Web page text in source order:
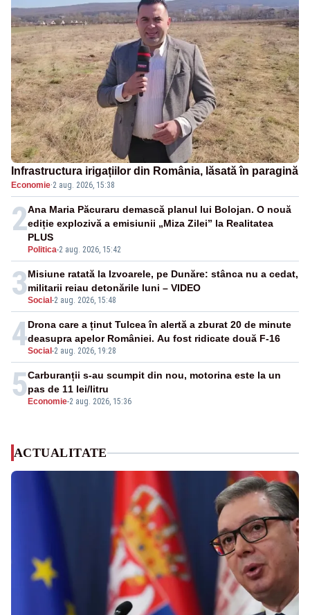
Infrastructura irigațiilor din România, lăsată în paragină
Economie·2 aug. 2026, 15:38
2
Politica-2 aug. 2026, 15:42
Ana Maria Păcuraru demască planul lui Bolojan. O nouă
ediție explozivă a emisiunii „Miza Zilei” la Realitatea
PLUS
3Social -2 aug. 2026, 15:48
Misiune ratată la Izvoarele, pe Dunăre: stânca nu a cedat,
militarii reiau detonările luni – VIDEO
4Social -2 aug. 2026, 19:28
Drona care a ținut Tulcea în alertă a zburat 20 de minute
deasupra apelor României. Au fost ridicate două F-16
5 Economie-2 aug. 2026, 15:36
Carburanții s-au scumpit din nou, motorina este la un
pas de 11 lei/litru
ACTUALITATE